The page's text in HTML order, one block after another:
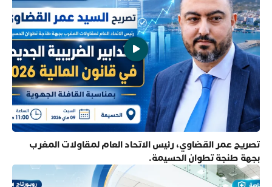
تصريح عمر القضاوي، رئيس الاتحاد العام لمقاولات المغرب
بجهة طنجة تطوان الحسيمة.